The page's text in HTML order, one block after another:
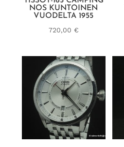
NOS KUNTOINEN
VUODELTA 1955
720,00 €